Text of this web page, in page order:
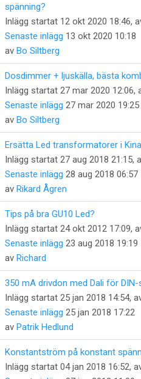
spänning?
Inlägg startat 12 okt 2020 18:46,
Senaste inlägg 13 okt 2020 10:18
av Bo Siltberg
Dosdimmer + ljuskälla, bästa
Inlägg startat 27 mar 2020 12:06,
Senaste inlägg 27 mar 2020 19:25
av Bo Siltberg
Ersätta Led transformatorer i
Inlägg startat 27 aug 2018 21:15,
Senaste inlägg 28 aug 2018 06:57
av Rikard Ågren
Tips på bra GU10 Led?
Inlägg startat 24 okt 2012 17:09,
Senaste inlägg 23 aug 2018 19:19
av Richard
350 mA drivdon med Dali för DIN-
Inlägg startat 25 jan 2018 14:54,
Senaste inlägg 25 jan 2018 17:22
av Patrik Hedlund
Konstantström på konstant
Inlägg startat 04 jan 2018 16:52,